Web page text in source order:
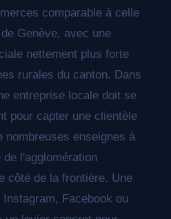
comparable à celle
Genève, avec une
nettement plus forte
rurales du canton. Dans
entreprise locale doit se
pour capter une clientèle
nombreuses enseignes à
l'agglomération
côté de la frontière. Une
Facebook ou